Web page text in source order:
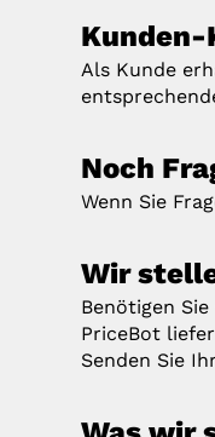
Kunden-
Als Kunde
Noch
Wenn Sie
Wir
Benötigen
PriceBot
Senden Sie